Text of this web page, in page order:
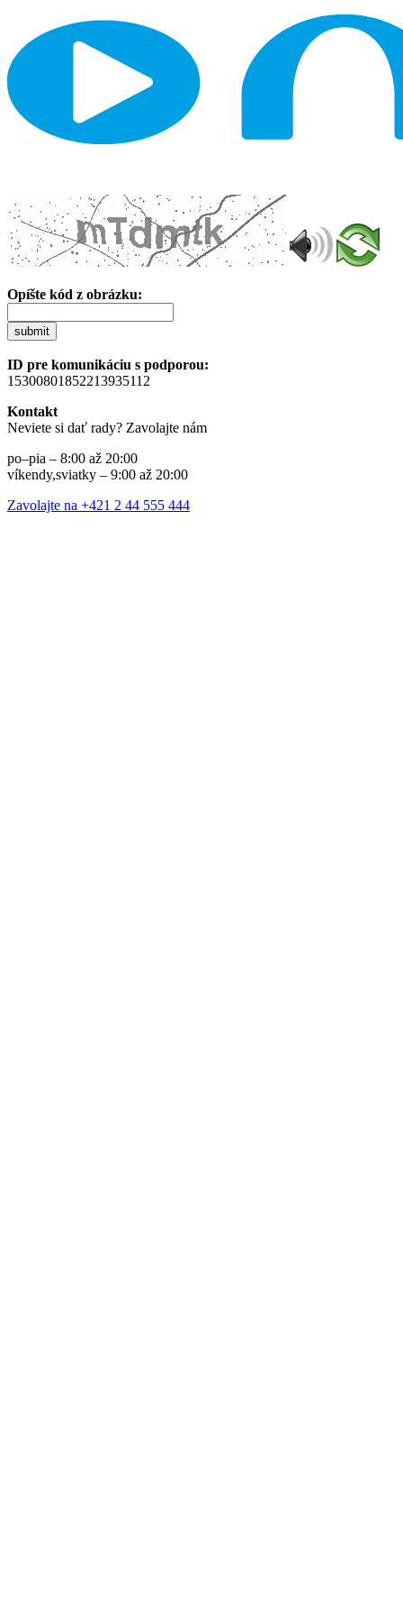
Opíšte kód z obrázku:
submit
ID pre komunikáciu s podporou:
15300801852213935112
Kontakt
Neviete si dať rady? Zavolajte nám
po–pia – 8:00 až 20:00
víkendy,sviatky – 9:00 až 20:00
Zavolajte na +421 2 44 555 444